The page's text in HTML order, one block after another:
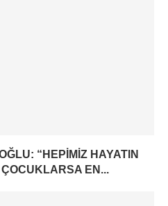
“HEPIMIZ HAYATIN
EN...